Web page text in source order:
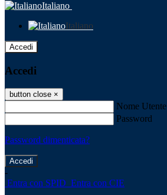
Italiano
Italiano
Accedi
Accedi
button close ×
Nome Utente
Password
Password dimenticata?
-
Entra con SPID Entra con CIE